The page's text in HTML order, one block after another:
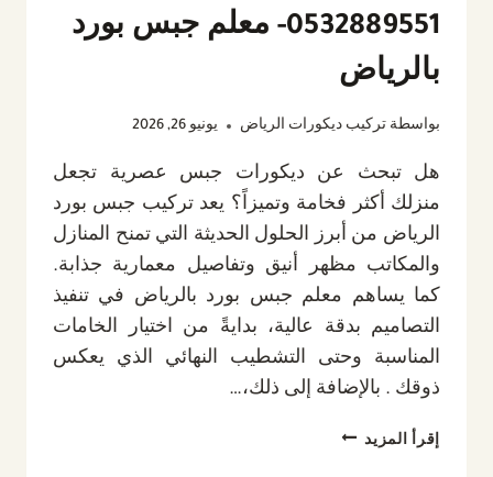
0532889551- معلم جبس بورد
بالرياض
بواسطة تركيب ديكورات الرياض يونيو 26, 2026
هل تبحث عن ديكورات جبس عصرية تجعل
منزلك أكثر فخامة وتميزاً؟ يعد تركيب جبس بورد
الرياض من أبرز الحلول الحديثة التي تمنح المنازل
والمكاتب مظهر أنيق وتفاصيل معمارية جذابة.
كما يساهم معلم جبس بورد بالرياض في تنفيذ
التصاميم بدقة عالية، بدايةً من اختيار الخامات
المناسبة وحتى التشطيب النهائي الذي يعكس
ذوقك . بالإضافة إلى ذلك،…
إقرأ المزيد تركيب